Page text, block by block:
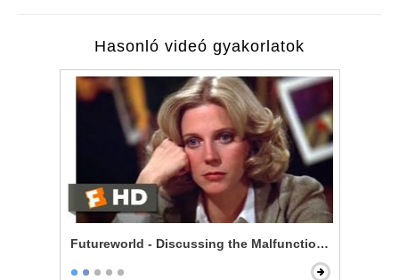
Hasonló videó gyakorlatok
Futureworld - Discussing the Malfunctions